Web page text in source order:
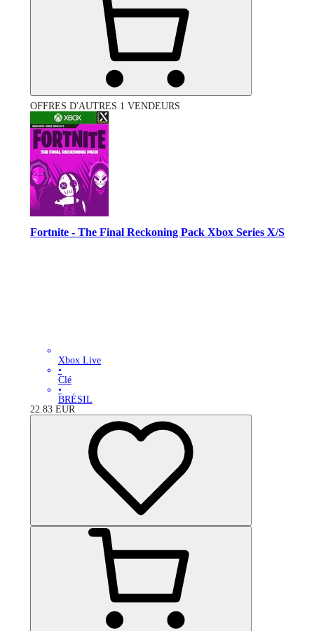
OFFRES D'AUTRES 1 VENDEURS
Fortnite - The Final Reckoning Pack Xbox Series X/S
Xbox Live
•
Clé
•
BRÉSIL
22.83 EUR